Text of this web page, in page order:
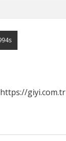
https://giyi.com.tr